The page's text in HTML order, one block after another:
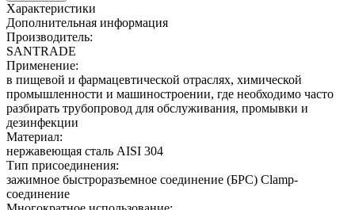
Характеристики
Дополнительная информация
Производитель:
SANTRADE
Применение:
в пищевой и фармацевтической отраслях, химической
промышленности и машиностроении, где необходимо часто
разбирать трубопровод для обслуживания, промывки и
дезинфекции
Материал:
нержавеющая сталь AISI 304
Тип присоединения:
зажимное быстроразъемное соединение (БРС) Clamp-
соединение